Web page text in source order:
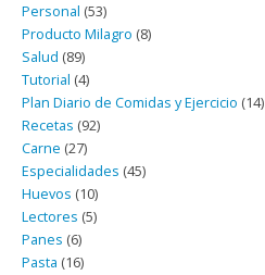
Personal (53)
Producto Milagro (8)
Salud (89)
Tutorial (4)
Plan Diario de Comidas y Ejercicio (14)
Recetas (92)
Carne (27)
Especialidades (45)
Huevos (10)
Lectores (5)
Panes (6)
Pasta (16)